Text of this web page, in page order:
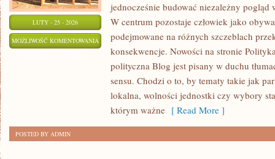
LUTY - 25 - 2026
MOŻLIWOŚĆ KOMENTOWANIA WIEDZA
SPOŁECZEŃSTWIE
jednocześnie budować niezależny
W centrum pozostaje człowiek jako
podejmowane na różnych szczeblach
konsekwencje. Nowości na stronie
polityczna Blog jest pisany w duchu
sensu. Chodzi o to, by tematy takie jak
lokalna, wolności jednostki czy wybory
którym ważne [ Read More ]
POSTED BY ADMIN